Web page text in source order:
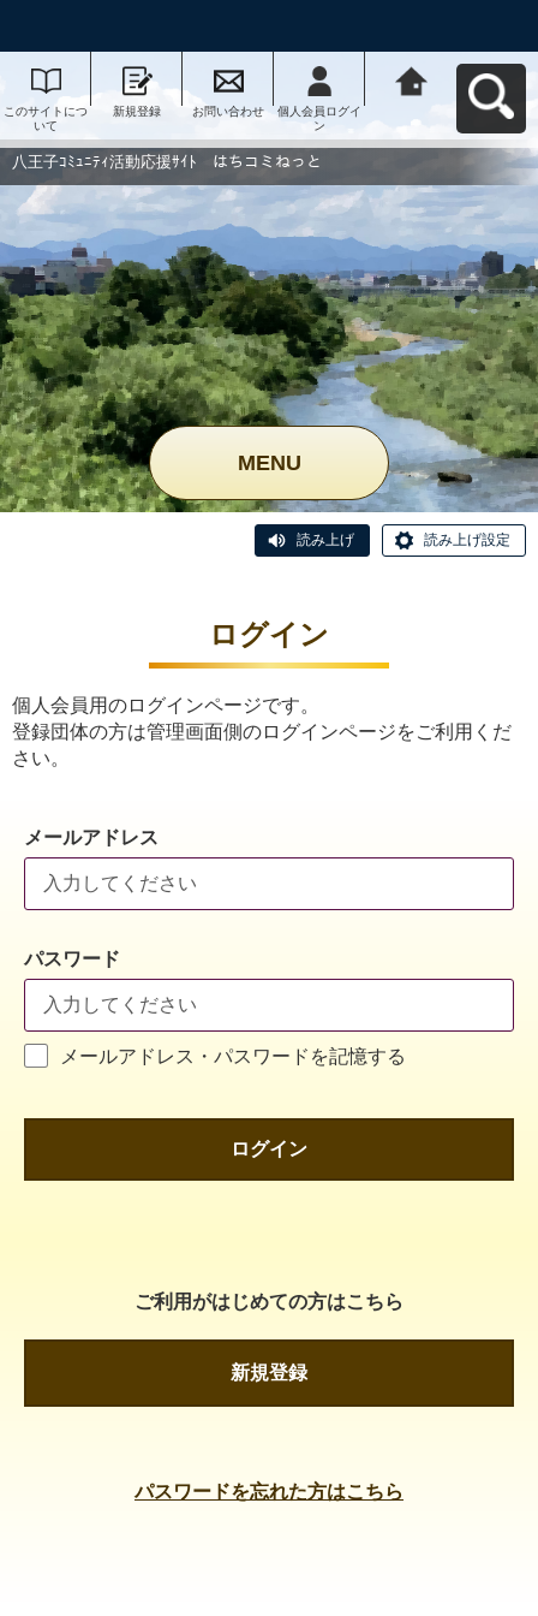
このサイトにつ
いて
新規登録 お問い合わせ
個人会員ログイ
ン
動応援ｻｲﾄ はち
コミねっとへ戻
八王子ｺﾐｭﾆﾃｨ活動応援ｻｲﾄ はちコミねっと
MENU
読み上げ 読み上げ設定
ログイン
個人会員用のログインページです。
登録団体の方は管理画面側のログインページをご利用くだ
さい。
メールアドレス
パスワード
メールアドレス・パスワードを記憶する
ログイン
ご利用がはじめての方はこちら
新規登録
パスワードを忘れた方はこちら